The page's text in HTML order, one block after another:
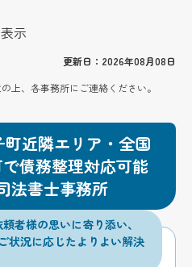
示
更新日：2026年08月08日
上、各事務所にご連絡ください。
近隣エリア・全国
債務整理対応可能
法書士事務所
者様の思いに寄り添い、
状況に応じたよりよい解決